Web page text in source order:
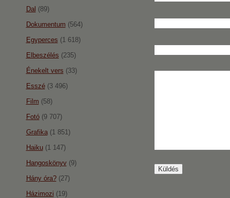
Dal (89)
Dokumentum (564)
Egyperces (1 618)
Elbeszélés (235)
Énekelt vers (33)
Esszé(3 496)
Film (58)
Fotó(9 707)
Grafika(1 851)
Haiku(1 147)
Hangoskönyv(9)
Hány óra?(27)
Házimozi (19)